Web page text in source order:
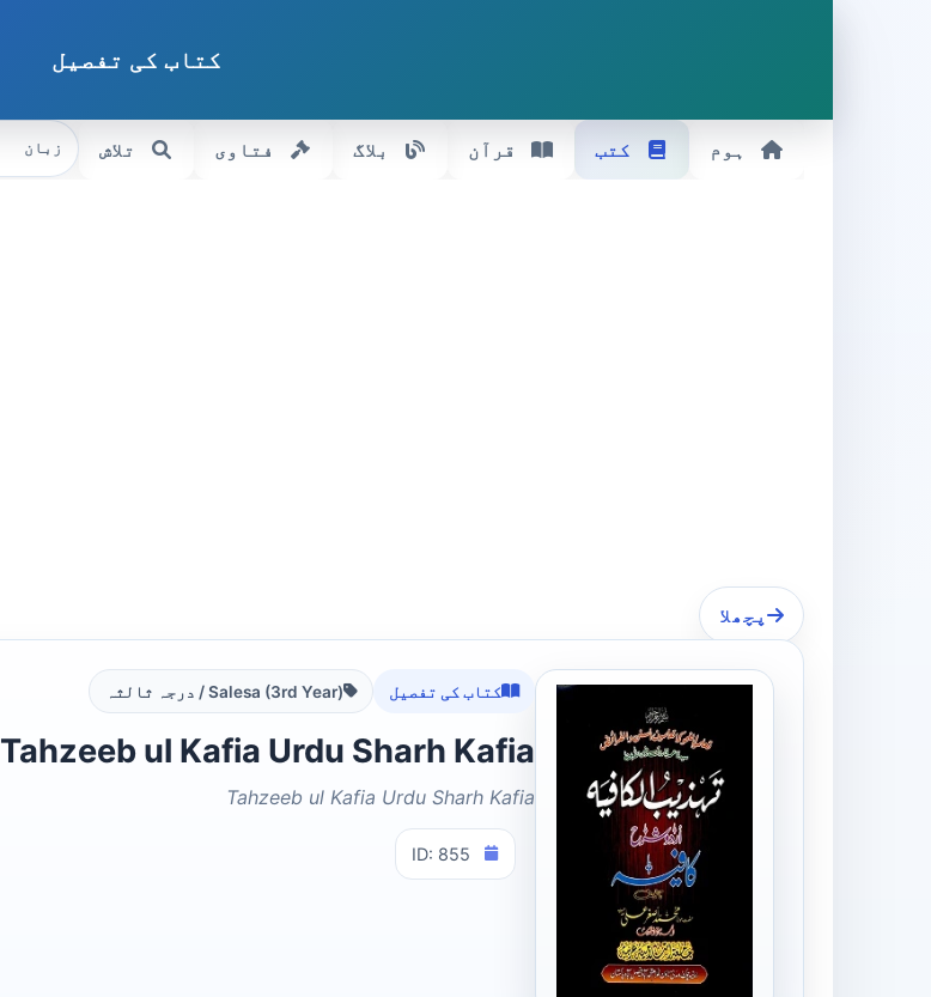
کتاب کی تفصیل
ہوم کتب قرآن بلاگ فتاوی تلاش زبان
پچھلا
کتاب کی تفصیل Salesa (3rd Year) / درجہ ثالثہ
Tahzeeb ul Kafia Urdu Sharh Kafia تھذیب الکافیہ
Tahzeeb ul Kafia Urdu Sharh Kafia
ID: 855